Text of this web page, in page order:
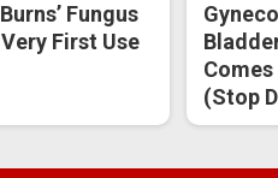
Fungus
First Use
(Stop